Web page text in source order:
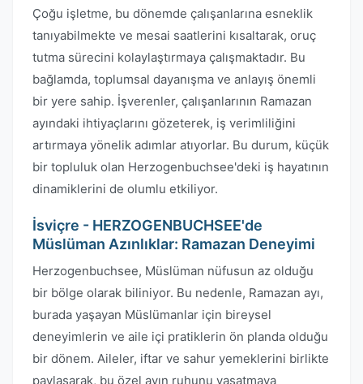
Çoğu işletme, bu dönemde çalışanlarına esneklik
tanıyabilmekte ve mesai saatlerini kısaltarak, oruç
tutma sürecini kolaylaştırmaya çalışmaktadır. Bu
bağlamda, toplumsal dayanışma ve anlayış önemli
bir yere sahip. İşverenler, çalışanlarının Ramazan
ayındaki ihtiyaçlarını gözeterek, iş verimliliğini
artırmaya yönelik adımlar atıyorlar. Bu durum, küçük
bir topluluk olan Herzogenbuchsee'deki iş hayatının
dinamiklerini de olumlu etkiliyor.
İsviçre - HERZOGENBUCHSEE'de
Müslüman Azınlıklar: Ramazan Deneyimi
Herzogenbuchsee, Müslüman nüfusun az olduğu
bir bölge olarak biliniyor. Bu nedenle, Ramazan ayı,
burada yaşayan Müslümanlar için bireysel
deneyimlerin ve aile içi pratiklerin ön planda olduğu
bir dönem. Aileler, iftar ve sahur yemeklerini birlikte
paylaşarak, bu özel ayın ruhunu yaşatmaya